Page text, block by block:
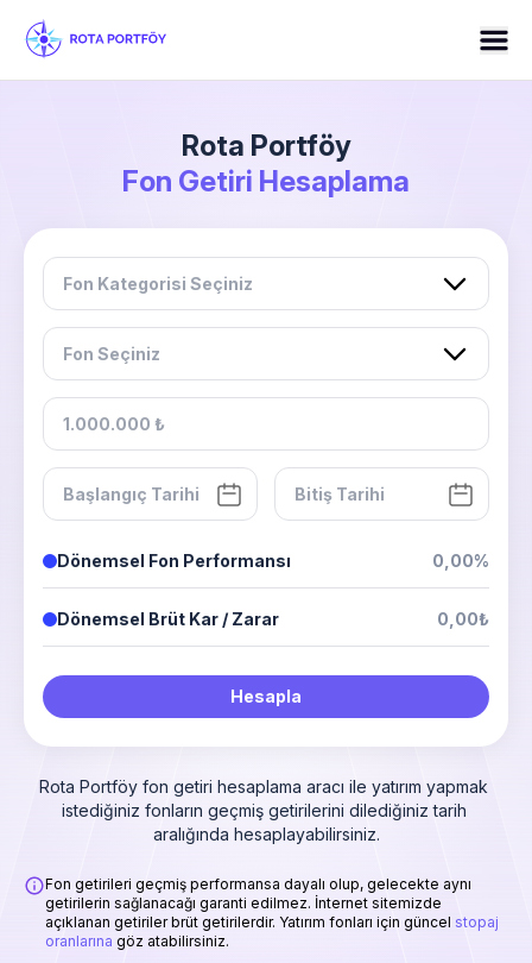
Rota Portföy
Fon Getiri Hesaplama
Dönemsel Fon Performansı 0,00%
Dönemsel Brüt Kar / Zarar 0,00₺
Hesapla
Rota Portföy fon getiri hesaplama aracı ile yatırım yapmak
istediğiniz fonların geçmiş getirilerini dilediğiniz tarih
aralığında hesaplayabilirsiniz.
Fon getirileri geçmiş performansa dayalı olup, gelecekte aynı
getirilerin sağlanacağı garanti edilmez. İnternet sitemizde
açıklanan getiriler brüt getirilerdir. Yatırım fonları için güncel stopaj
oranlarına göz atabilirsiniz.